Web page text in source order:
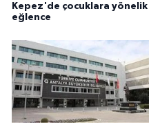
Kepez'de çocuklara yönelik
eğlence